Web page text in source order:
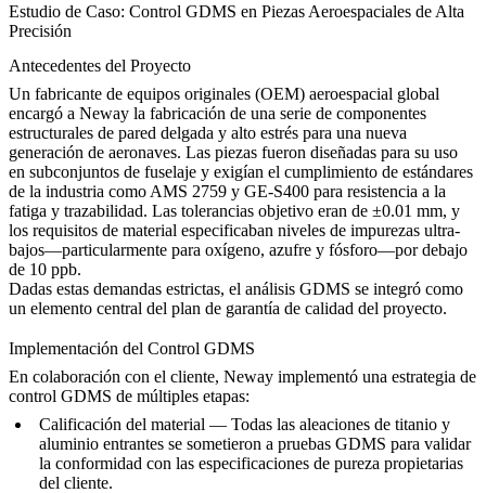
Estudio de Caso: Control GDMS en Piezas Aeroespaciales de Alta
Precisión
Antecedentes del Proyecto
Un fabricante de equipos originales (OEM) aeroespacial global
encargó a Neway la fabricación de una serie de componentes
estructurales de pared delgada y alto estrés para una nueva
generación de aeronaves. Las piezas fueron diseñadas para su uso
en subconjuntos de fuselaje y exigían el cumplimiento de estándares
de la industria como AMS 2759 y GE-S400 para resistencia a la
fatiga y trazabilidad. Las tolerancias objetivo eran de ±0.01 mm, y
los requisitos de material especificaban niveles de impurezas ultra-
bajos—particularmente para oxígeno, azufre y fósforo—por debajo
de 10 ppb.
Dadas estas demandas estrictas, el análisis GDMS se integró como
un elemento central del plan de garantía de calidad del proyecto.
Implementación del Control GDMS
En colaboración con el cliente, Neway implementó una estrategia de
control GDMS de múltiples etapas:
Calificación del material — Todas las aleaciones de titanio y
aluminio entrantes se sometieron a pruebas GDMS para validar
la conformidad con las especificaciones de pureza propietarias
del cliente.